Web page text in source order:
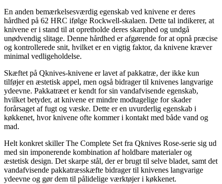
En anden bemærkelsesværdig egenskab ved knivene er deres
hårdhed på 62 HRC ifølge Rockwell-skalaen. Dette tal indikerer, at
knivene er i stand til at opretholde deres skarphed og undgå
unødvendig slitage. Denne hårdhed er afgørende for at opnå præcise
og kontrollerede snit, hvilket er en vigtig faktor, da knivene kræver
minimal vedligeholdelse.
Skæftet på Qknives-knivene er lavet af pakkatræ, der ikke kun
tilføjer en æstetisk appel, men også bidrager til knivenes langvarige
ydeevne. Pakkatræet er kendt for sin vandafvisende egenskab,
hvilket betyder, at knivene er mindre modtagelige for skader
forårsaget af fugt og væske. Dette er en uvurderlig egenskab i
køkkenet, hvor knivene ofte kommer i kontakt med både vand og
mad.
Helt konkret skiller The Complete Set fra Qknives Rose-serie sig ud
med sin imponerende kombination af holdbare materialer og
æstetisk design. Det skarpe stål, der er brugt til selve bladet, samt det
vandafvisende pakkatræsskæfte bidrager til knivenes langvarige
ydeevne og gør dem til pålidelige værktøjer i køkkenet.